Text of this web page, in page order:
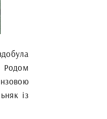
Родом
із